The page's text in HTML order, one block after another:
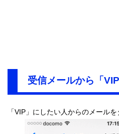
受信メールから「
「VIP」にしたい人からのメールを